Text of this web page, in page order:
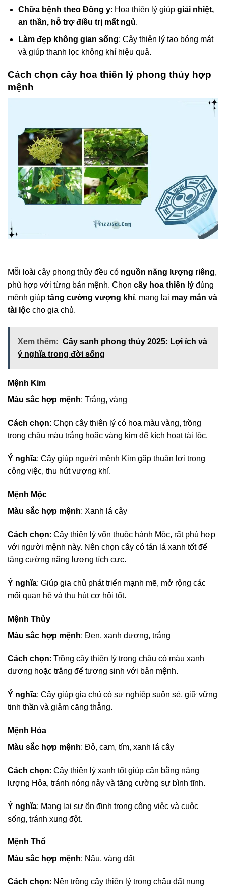
Chữa bệnh theo Đông y: Hoa thiên lý giúp giải nhiệt,
an thần, hỗ trợ điều trị mất ngủ.
Làm đẹp không gian sống: Cây thiên lý tạo bóng mát
và giúp thanh lọc không khí hiệu quả.
Cách chọn cây hoa thiên lý phong thủy hợp
mệnh
Mỗi loài cây phong thủy đều có nguồn năng lượng riêng,
phù hợp với từng bản mệnh. Chọn cây hoa thiên lý đúng
mệnh giúp tăng cường vượng khí, mang lại may mắn và
tài lộc cho gia chủ.
Xem thêm: Cây sanh phong thủy 2025: Lợi ích và
ý nghĩa trong đời sống
Mệnh Kim
Màu sắc hợp mệnh: Trắng, vàng
Cách chọn: Chọn cây thiên lý có hoa màu vàng, trồng
trong chậu màu trắng hoặc vàng kim để kích hoạt tài lộc.
Ý nghĩa: Cây giúp người mệnh Kim gặp thuận lợi trong
công việc, thu hút vượng khí.
Mệnh Mộc
Màu sắc hợp mệnh: Xanh lá cây
Cách chọn: Cây thiên lý vốn thuộc hành Mộc, rất phù hợp
với người mệnh này. Nên chọn cây có tán lá xanh tốt để
tăng cường năng lượng tích cực.
Ý nghĩa: Giúp gia chủ phát triển mạnh mẽ, mở rộng các
mối quan hệ và thu hút cơ hội tốt.
Mệnh Thủy
Màu sắc hợp mệnh: Đen, xanh dương, trắng
Cách chọn: Trồng cây thiên lý trong chậu có màu xanh
dương hoặc trắng để tương sinh với bản mệnh.
Ý nghĩa: Cây giúp gia chủ có sự nghiệp suôn sẻ, giữ vững
tinh thần và giảm căng thẳng.
Mệnh Hỏa
Màu sắc hợp mệnh: Đỏ, cam, tím, xanh lá cây
Cách chọn: Cây thiên lý xanh tốt giúp cân bằng năng
lượng Hỏa, tránh nóng nảy và tăng cường sự bình tĩnh.
Ý nghĩa: Mang lại sự ổn định trong công việc và cuộc
sống, tránh xung đột.
Mệnh Thổ
Màu sắc hợp mệnh: Nâu, vàng đất
Cách chọn: Nên trồng cây thiên lý trong chậu đất nung